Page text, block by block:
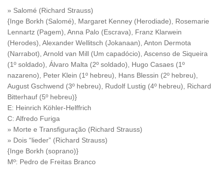
» Salomé (Richard Strauss)
{Inge Borkh (Salomé), Margaret Kenney (Herodiade), Rosemarie
Lennartz (Pagem), Anna Palo (Escrava), Franz Klarwein
(Herodes), Alexander Wellitsch (Jokanaan), Anton Dermota
(Narrabot), Arnold van Mill (Um capadócio), Ascenso de Siqueira
(1º soldado), Álvaro Malta (2º soldado), Hugo Casaes (1º
nazareno), Peter Klein (1º hebreu), Hans Blessin (2º hebreu),
August Gschwend (3º hebreu), Rudolf Lustig (4º hebreu), Richard
Bitterhauf (5º hebreu)}
E: Heinrich Köhler-Helffrich
C: Alfredo Furiga
» Morte e Transfiguração (Richard Strauss)
» Dois “lieder” (Richard Strauss)
{Inge Borkh (soprano)}
Mº: Pedro de Freitas Branco